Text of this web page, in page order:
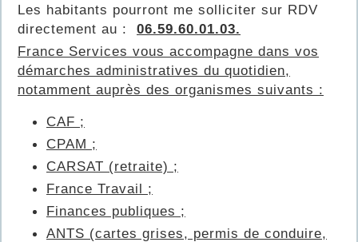
Les habitants pourront me solliciter sur RDV
directement au : 06.59.60.01.03.
France Services vous accompagne dans vos
démarches administratives du quotidien,
notamment auprès des organismes suivants :
CAF ;
CPAM ;
CARSAT (retraite) ;
France Travail ;
Finances publiques ;
ANTS (cartes grises, permis de conduire,